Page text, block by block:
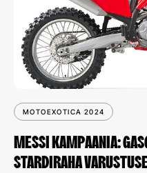
MOTOEXOTICA 2024
MESSI KAMPAANIA:
STARDIRAHA